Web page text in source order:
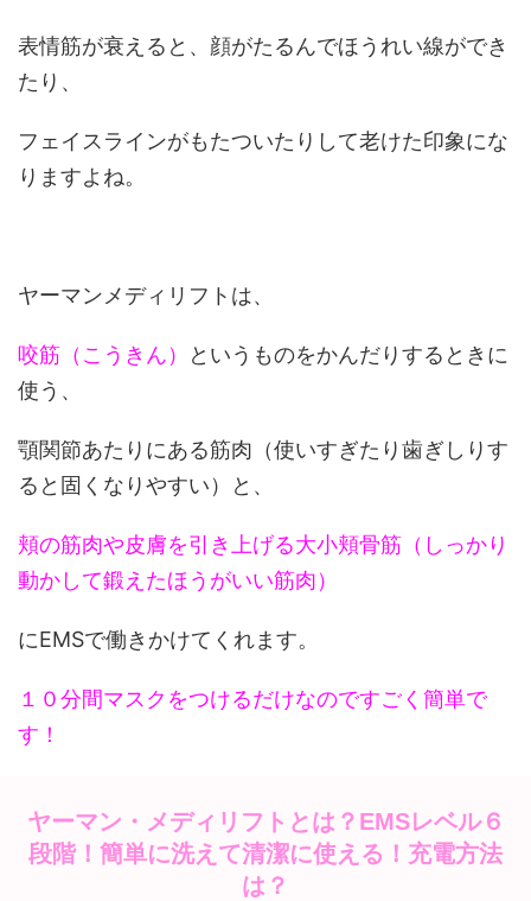
表情筋が衰えると、顔がたるんでほうれい線ができ
たり、
フェイスラインがもたついたりして老けた印象にな
りますよね。
ヤーマンメディリフトは、
咬筋（こうきん）
というものをかんだりするときに
使う、
顎関節あたりにある筋肉（使いすぎたり歯ぎしりす
ると固くなりやすい）と、
頬の筋肉や皮膚を引き上げる大小頬骨筋（しっかり
動かして鍛えたほうがいい筋肉）
にEMSで働きかけてくれます。
１０分間マスクをつけるだけなのですごく簡単で
す！
ヤーマン・メディリフトとは？EMSレベル６
段階！簡単に洗えて清潔に使える！充電方法
は？